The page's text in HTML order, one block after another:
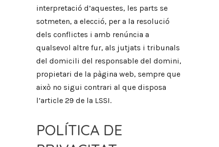
interpretació d’aquestes, les parts se
sotmeten, a elecció, per a la resolució
dels conflictes i amb renúncia a
qualsevol altre fur, als jutjats i tribunals
del domicili del responsable del domini,
propietari de la pàgina web, sempre que
això no sigui contrari al que disposa
l’article 29 de la LSSI.
POLÍTICA DE